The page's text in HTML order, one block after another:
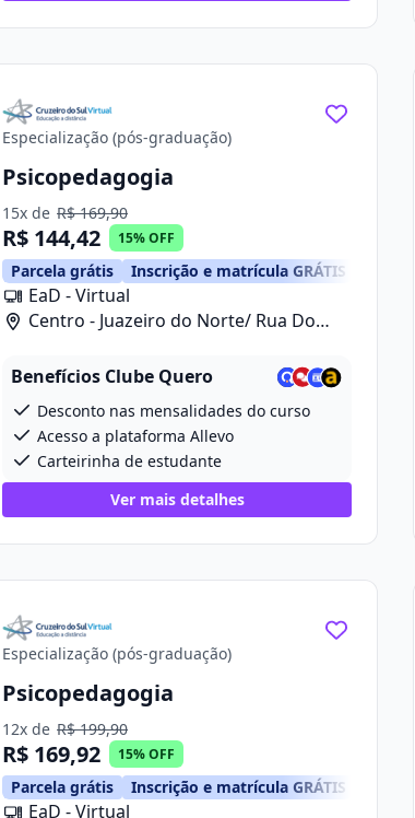
Especialização (pós-graduação)
Psicopedagogia
15x de R$ 169,90
R$ 144,42 15% OFF
Parcela grátis Inscrição e matrícula GRÁTIS
EaD - Virtual
Centro - Juazeiro do Norte/ Rua Do
Benefícios Clube Quero
Desconto nas mensalidades do curso
Acesso a plataforma Allevo
Carteirinha de estudante
Ver mais detalhes
Especialização (pós-graduação)
Psicopedagogia
12x de R$ 199,90
R$ 169,92 15% OFF
Parcela grátis Inscrição e matrícula GRÁTIS
EaD - Virtual